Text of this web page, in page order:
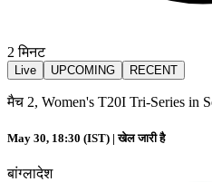
2मिनट
Live UPCOMING RECENT
मैच 2, Women's T20I Tri-Series in
May 30, 18:30 (IST) |खेल जारी है
बांग्लादेश